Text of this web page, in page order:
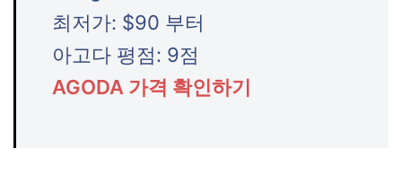
최저가: $90 부터
아고다 평점: 9점
AGODA 가격 확인하기